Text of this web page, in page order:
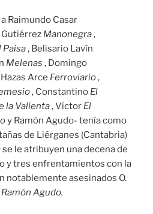
Raimundo Casar
Gutiérrez Manonegra,
Paisa, Belisario Lavín
Melenas , Domingo
Arce Ferroviario,
, Constantino El
la Valienta, Víctor El
y Ramón Agudo- tenía como
de Liérganes (Cantabria)
le atribuyen una decena de
y tres enfrentamientos con la
notablemente asesinados O.
Agudo.